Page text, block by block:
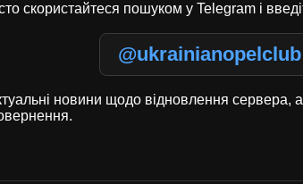
скористайтеся пошуком у Telegram і
@ukrainianopelclub
новини щодо відновлення сервера,